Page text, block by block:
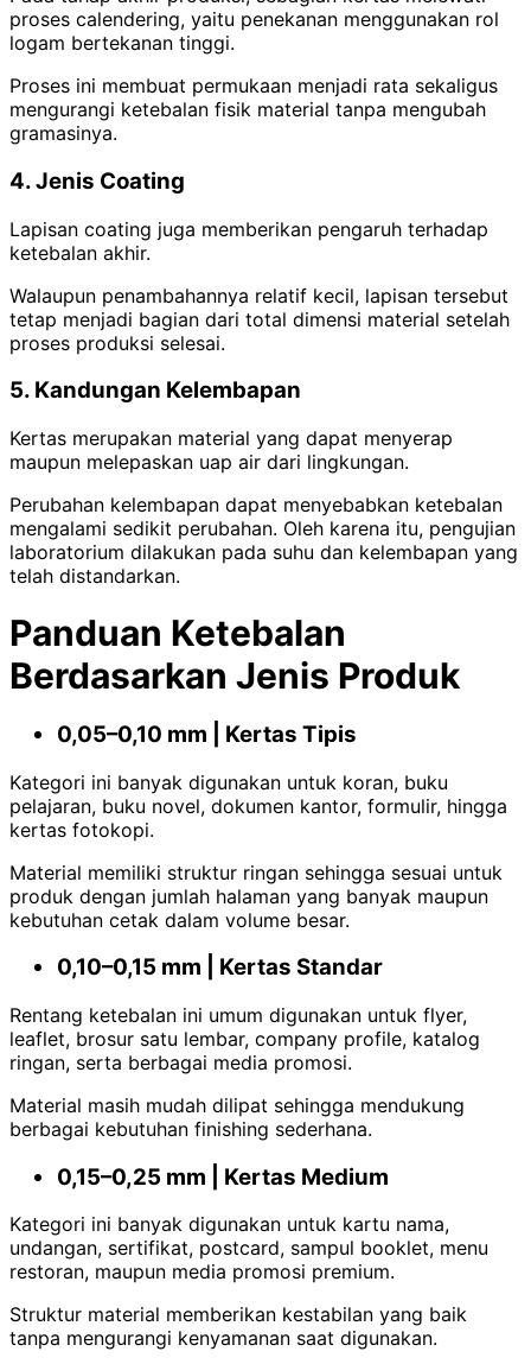
proses calendering, yaitu penekanan menggunakan rol
logam bertekanan tinggi.
Proses ini membuat permukaan menjadi rata sekaligus
mengurangi ketebalan fisik material tanpa mengubah
gramasinya.
4. Jenis Coating
Lapisan coating juga memberikan pengaruh terhadap
ketebalan akhir.
Walaupun penambahannya relatif kecil, lapisan tersebut
tetap menjadi bagian dari total dimensi material setelah
proses produksi selesai.
5. Kandungan Kelembapan
Kertas merupakan material yang dapat menyerap
maupun melepaskan uap air dari lingkungan.
Perubahan kelembapan dapat menyebabkan ketebalan
mengalami sedikit perubahan. Oleh karena itu, pengujian
laboratorium dilakukan pada suhu dan kelembapan yang
telah distandarkan.
Panduan Ketebalan
Berdasarkan Jenis Produk
0,05–0,10 mm | Kertas Tipis
Kategori ini banyak digunakan untuk koran, buku
pelajaran, buku novel, dokumen kantor, formulir, hingga
kertas fotokopi.
Material memiliki struktur ringan sehingga sesuai untuk
produk dengan jumlah halaman yang banyak maupun
kebutuhan cetak dalam volume besar.
0,10–0,15 mm | Kertas Standar
Rentang ketebalan ini umum digunakan untuk flyer,
leaflet, brosur satu lembar, company profile, katalog
ringan, serta berbagai media promosi.
Material masih mudah dilipat sehingga mendukung
berbagai kebutuhan finishing sederhana.
0,15–0,25 mm | Kertas Medium
Kategori ini banyak digunakan untuk kartu nama,
undangan, sertifikat, postcard, sampul booklet, menu
restoran, maupun media promosi premium.
Struktur material memberikan kestabilan yang baik
tanpa mengurangi kenyamanan saat digunakan.